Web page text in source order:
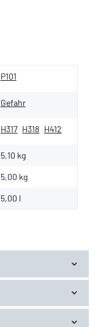
P101
Gefahr
H317 H318 H412
5,10 kg
5,00 kg
5,00 l